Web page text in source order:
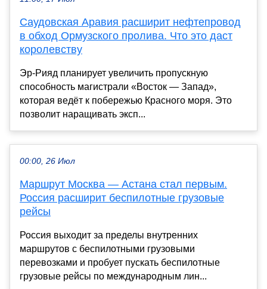
Саудовская Аравия расширит нефтепровод
в обход Ормузского пролива. Что это даст
королевству
Эр-Рияд планирует увеличить пропускную
способность магистрали «Восток — Запад»,
которая ведёт к побережью Красного моря. Это
позволит наращивать эксп...
00:00, 26 Июл
Маршрут Москва — Астана стал первым.
Россия расширит беспилотные грузовые
рейсы
Россия выходит за пределы внутренних
маршрутов с беспилотными грузовыми
перевозками и пробует пускать беспилотные
грузовые рейсы по международным лин...